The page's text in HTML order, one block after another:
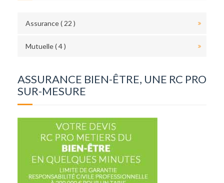
Assurance ( 22 )
Mutuelle ( 4 )
ASSURANCE BIEN-ÊTRE, UNE RC PRO
SUR-MESURE